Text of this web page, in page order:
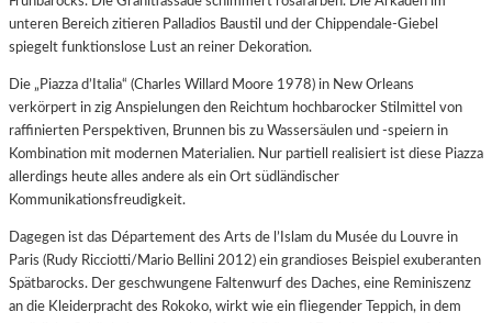
unteren Bereich zitieren Palladios Baustil und der Chippendale-Giebel
spiegelt funktionslose Lust an reiner Dekoration.
Die „Piazza d’Italia“ (Charles Willard Moore 1978) in New Orleans
verkörpert in zig Anspielungen den Reichtum hochbarocker Stilmittel von
raffinierten Perspektiven, Brunnen bis zu Wassersäulen und -speiern in
Kombination mit modernen Materialien. Nur partiell realisiert ist diese Piazza
allerdings heute alles andere als ein Ort südländischer
Kommunikationsfreudigkeit.
Dagegen ist das Département des Arts de l’Islam du Musée du Louvre in
Paris (Rudy Ricciotti/Mario Bellini 2012) ein grandioses Beispiel exuberanten
Spätbarocks. Der geschwungene Faltenwurf des Daches, eine Reminiszenz
an die Kleiderpracht des Rokoko, wirkt wie ein fliegender Teppich, in dem